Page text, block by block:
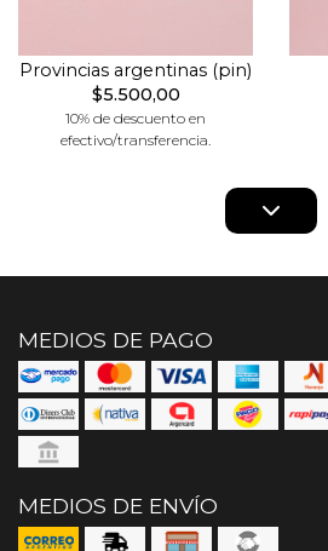
Provincias argentinas (pin)
$5.500,00
10% de descuento en
efectivo/transferencia.
MEDIOS DE PAGO
MEDIOS DE ENVÍO